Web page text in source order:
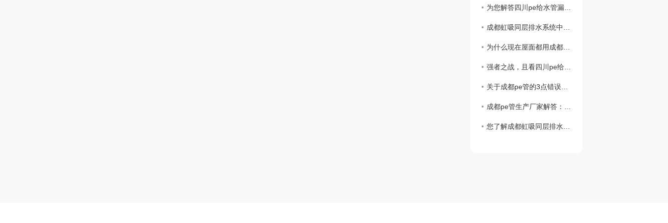
为您解答四川pe给水管漏水的预防措施？
成都虹吸同层排水系统中雨水斗的作用？
为什么现在屋面都用成都虹吸同层排水系统？
强者之战，且看四川pe给水管和钢管谁胜谁负？
关于成都pe管的3点错误认知你中过招吗？
成都pe管生产厂家解答：pe管真的可以使用50年吗？
您了解成都虹吸同层排水系统的主要构造都是什么吗